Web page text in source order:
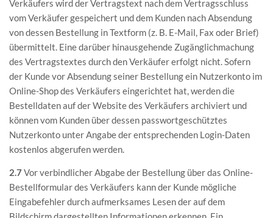
Verkäufers wird der Vertragstext nach dem Vertragsschluss
vom Verkäufer gespeichert und dem Kunden nach Absendung
von dessen Bestellung in Textform (z. B. E-Mail, Fax oder Brief)
übermittelt. Eine darüber hinausgehende Zugänglichmachung
des Vertragstextes durch den Verkäufer erfolgt nicht. Sofern
der Kunde vor Absendung seiner Bestellung ein Nutzerkonto im
Online-Shop des Verkäufers eingerichtet hat, werden die
Bestelldaten auf der Website des Verkäufers archiviert und
können vom Kunden über dessen passwortgeschütztes
Nutzerkonto unter Angabe der entsprechenden Login-Daten
kostenlos abgerufen werden.
2.7Vor verbindlicher Abgabe der Bestellung über das Online-
Bestellformular des Verkäufers kann der Kunde mögliche
Eingabefehler durch aufmerksames Lesen der auf dem